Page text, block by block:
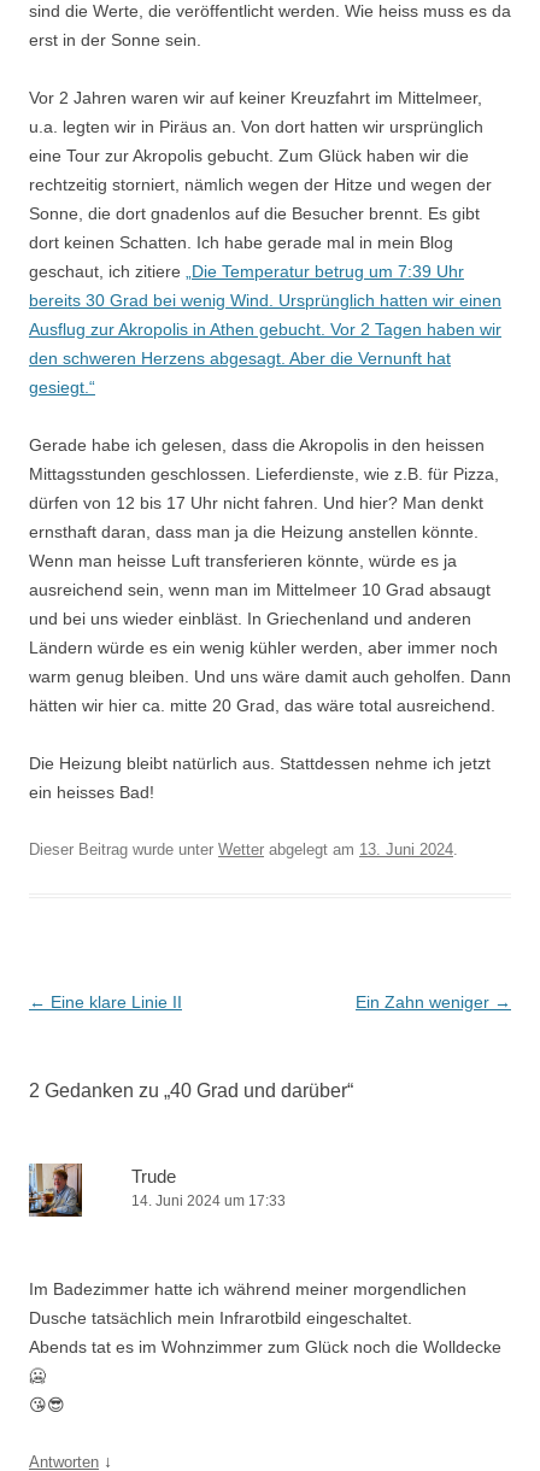
sind die Werte, die veröffentlicht werden. Wie heiss muss es da
erst in der Sonne sein.
Vor 2 Jahren waren wir auf keiner Kreuzfahrt im Mittelmeer,
u.a. legten wir in Piräus an. Von dort hatten wir ursprünglich
eine Tour zur Akropolis gebucht. Zum Glück haben wir die
rechtzeitig storniert, nämlich wegen der Hitze und wegen der
Sonne, die dort gnadenlos auf die Besucher brennt. Es gibt
dort keinen Schatten. Ich habe gerade mal in mein Blog
geschaut, ich zitiere
„Die Temperatur betrug um 7:39 Uhr
bereits 30 Grad bei wenig Wind. Ursprünglich hatten wir einen
Ausflug zur Akropolis in Athen gebucht. Vor 2 Tagen haben wir
den schweren Herzens abgesagt. Aber die Vernunft hat
gesiegt.“
Gerade habe ich gelesen, dass die Akropolis in den heissen
Mittagsstunden geschlossen. Lieferdienste, wie z.B. für Pizza,
dürfen von 12 bis 17 Uhr nicht fahren. Und hier? Man denkt
ernsthaft daran, dass man ja die Heizung anstellen könnte.
Wenn man heisse Luft transferieren könnte, würde es ja
ausreichend sein, wenn man im Mittelmeer 10 Grad absaugt
und bei uns wieder einbläst. In Griechenland und anderen
Ländern würde es ein wenig kühler werden, aber immer noch
warm genug bleiben. Und uns wäre damit auch geholfen. Dann
hätten wir hier ca. mitte 20 Grad, das wäre total ausreichend.
Die Heizung bleibt natürlich aus. Stattdessen nehme ich jetzt
ein heisses Bad!
Dieser Beitrag wurde unter Wetter abgelegt am 13. Juni 2024.
Beitrags-
← Eine klare Linie II Ein Zahn weniger →
2 Gedanken zu „40 Grad und darüber“
Trude
14. Juni 2024 um 17:33
Im Badezimmer hatte ich während meiner morgendlichen
Dusche tatsächlich mein Infrarotbild eingeschaltet.
Abends tat es im Wohnzimmer zum Glück noch die Wolldecke
🥶
😘😎
Antworten ↓